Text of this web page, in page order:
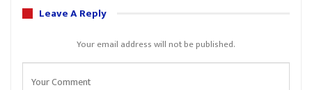
Leave A Reply
Your email address will not be published.